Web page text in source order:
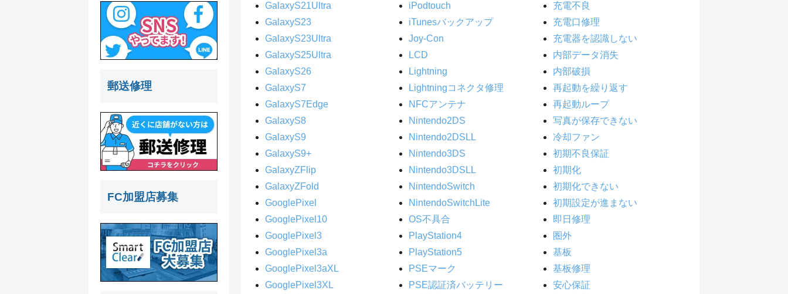
GalaxyS21Ultra
GalaxyS23
GalaxyS23Ultra
GalaxyS25Ultra
GalaxyS26
GalaxyS7
GalaxyS7Edge
GalaxyS8
GalaxyS9
GalaxyS9+
GalaxyZFlip
GalaxyZFold
GooglePixel
GooglePixel10
GooglePixel3
GooglePixel3a
GooglePixel3aXL
GooglePixel3XL
iPodtouch
iTunesバックアップ
Joy-Con
LCD
Lightning
Lightningコネクタ修理
NFCアンテナ
Nintendo2DS
Nintendo2DSLL
Nintendo3DS
Nintendo3DSLL
NintendoSwitch
NintendoSwitchLite
OS不具合
PlayStation4
PlayStation5
PSEマーク
PSE認証済バッテリー
充電不良
充電口修理
充電器を認識しない
内部データ消失
内部破損
再起動を繰り返す
再起動ループ
写真が保存できない
冷却ファン
初期不良保証
初期化
初期化できない
初期設定が進まない
即日修理
圏外
基板
基板修理
安心保証
郵送修理
FC加盟店募集